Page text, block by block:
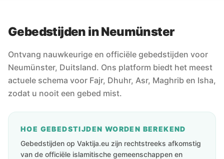
Gebedstijden in Neumünster
Ontvang nauwkeurige en officiële gebedstijden voor
Neumünster, Duitsland. Ons platform biedt het meest
actuele schema voor Fajr, Dhuhr, Asr, Maghrib en Isha,
zodat u nooit een gebed mist.
HOE GEBEDSTIJDEN WORDEN BEREKEND
Gebedstijden op Vaktija.eu zijn rechtstreeks afkomstig
van de officiële islamitische gemeenschappen en